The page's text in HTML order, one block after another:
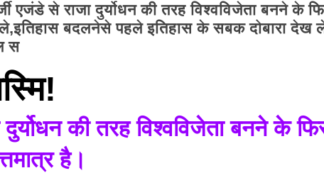
एजंडे से राजा दुर्योधन की तरह विश्वविजेता बनने
बदलनेसे पहले इतिहास के सबक दोबारा देख
स
की तरह विश्वविजेता बनने के
है।